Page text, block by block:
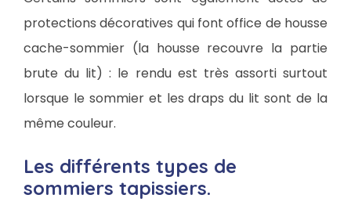
protections décoratives qui font office de housse
cache-sommier (la housse recouvre la partie
brute du lit) : le rendu est très assorti surtout
lorsque le sommier et les draps du lit sont de la
même couleur.
Les différents types de
sommiers tapissiers.